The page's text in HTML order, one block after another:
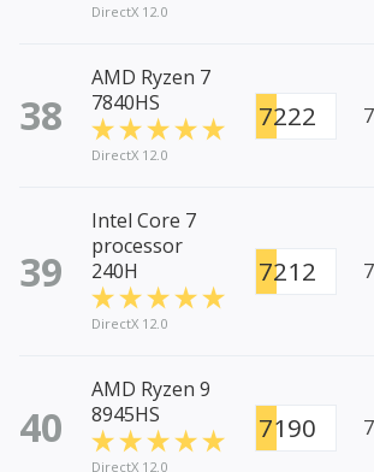
DirectX 12.0
38
AMD Ryzen 7
7840HS
DirectX 12.0
7222
39
Intel Core 7
processor
240H
DirectX 12.0
7212
40
AMD Ryzen 9
8945HS
DirectX 12.0
7190